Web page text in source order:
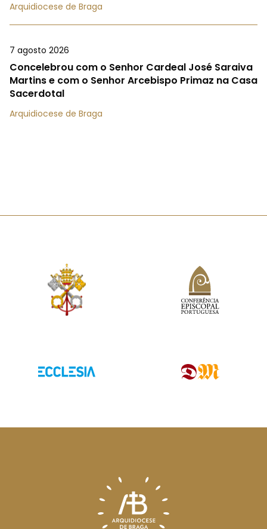
Arquidiocese de Braga
7 agosto 2026
Concelebrou com o Senhor Cardeal José Saraiva
Martins e com o Senhor Arcebispo Primaz na Casa
Sacerdotal
Arquidiocese de Braga